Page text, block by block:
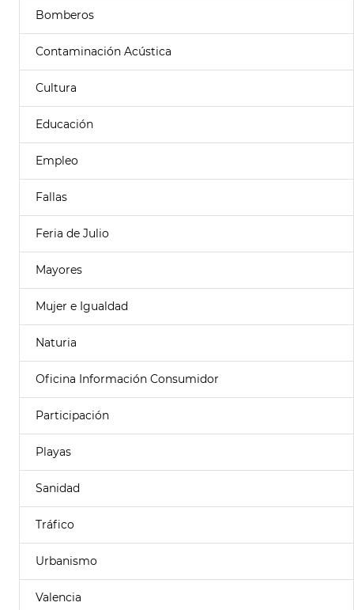
Bomberos
Contaminación Acústica
Cultura
Educación
Empleo
Fallas
Feria de Julio
Mayores
Mujer e Igualdad
Naturia
Oficina Información Consumidor
Participación
Playas
Sanidad
Tráfico
Urbanismo
Valencia